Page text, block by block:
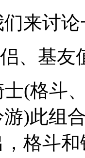
讨论
基友
格斗、
)此组
格斗